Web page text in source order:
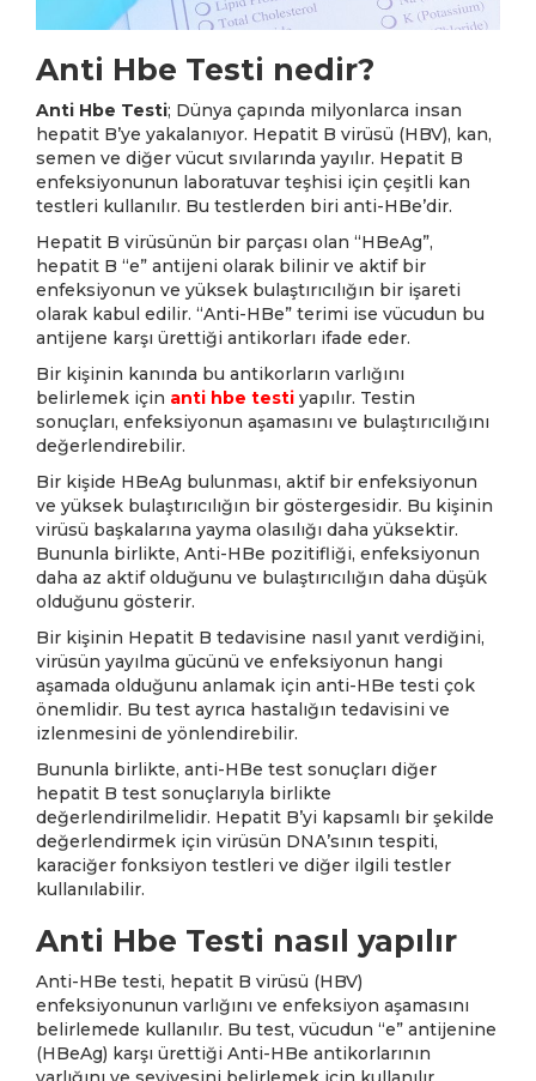
Anti Hbe Testi nedir?
Anti Hbe Testi; Dünya çapında milyonlarca insan
hepatit B’ye yakalanıyor. Hepatit B virüsü (HBV), kan,
semen ve diğer vücut sıvılarında yayılır. Hepatit B
enfeksiyonunun laboratuvar teşhisi için çeşitli kan
testleri kullanılır. Bu testlerden biri anti-HBe’dir.
Hepatit B virüsünün bir parçası olan “HBeAg”,
hepatit B “e” antijeni olarak bilinir ve aktif bir
enfeksiyonun ve yüksek bulaştırıcılığın bir işareti
olarak kabul edilir. “Anti-HBe” terimi ise vücudun bu
antijene karşı ürettiği antikorları ifade eder.
Bir kişinin kanında bu antikorların varlığını
belirlemek için anti hbe testi yapılır. Testin
sonuçları, enfeksiyonun aşamasını ve bulaştırıcılığını
değerlendirebilir.
Bir kişide HBeAg bulunması, aktif bir enfeksiyonun
ve yüksek bulaştırıcılığın bir göstergesidir. Bu kişinin
virüsü başkalarına yayma olasılığı daha yüksektir.
Bununla birlikte, Anti-HBe pozitifliği, enfeksiyonun
daha az aktif olduğunu ve bulaştırıcılığın daha düşük
olduğunu gösterir.
Bir kişinin Hepatit B tedavisine nasıl yanıt verdiğini,
virüsün yayılma gücünü ve enfeksiyonun hangi
aşamada olduğunu anlamak için anti-HBe testi çok
önemlidir. Bu test ayrıca hastalığın tedavisini ve
izlenmesini de yönlendirebilir.
Bununla birlikte, anti-HBe test sonuçları diğer
hepatit B test sonuçlarıyla birlikte
değerlendirilmelidir. Hepatit B’yi kapsamlı bir şekilde
değerlendirmek için virüsün DNA’sının tespiti,
karaciğer fonksiyon testleri ve diğer ilgili testler
kullanılabilir.
Anti Hbe Testi nasıl yapılır
Anti-HBe testi, hepatit B virüsü (HBV)
enfeksiyonunun varlığını ve enfeksiyon aşamasını
belirlemede kullanılır. Bu test, vücudun “e” antijenine
(HBeAg) karşı ürettiği Anti-HBe antikorlarının